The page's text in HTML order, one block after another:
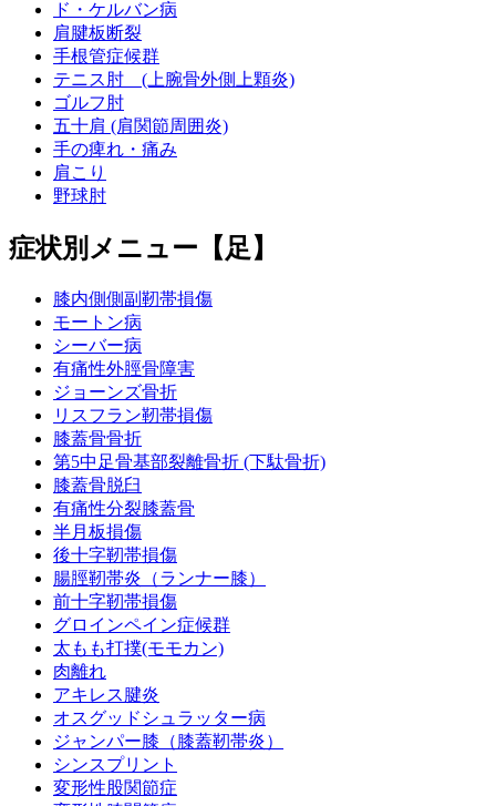
ド・ケルバン病
肩腱板断裂
手根管症候群
テニス肘 (上腕骨外側上顆炎)
ゴルフ肘
五十肩 (肩関節周囲炎)
手の痺れ・痛み
肩こり
野球肘
症状別メニュー【足】
膝内側側副靭帯損傷
モートン病
シーバー病
有痛性外脛骨障害
ジョーンズ骨折
リスフラン靭帯損傷
膝蓋骨骨折
第5中足骨基部裂離骨折 (下駄骨折)
膝蓋骨脱臼
有痛性分裂膝蓋骨
半月板損傷
後十字靭帯損傷
腸脛靭帯炎（ランナー膝）
前十字靭帯損傷
グロインペイン症候群
太もも打撲(モモカン)
肉離れ
アキレス腱炎
オスグッドシュラッター病
ジャンパー膝（膝蓋靭帯炎）
シンスプリント
変形性股関節症